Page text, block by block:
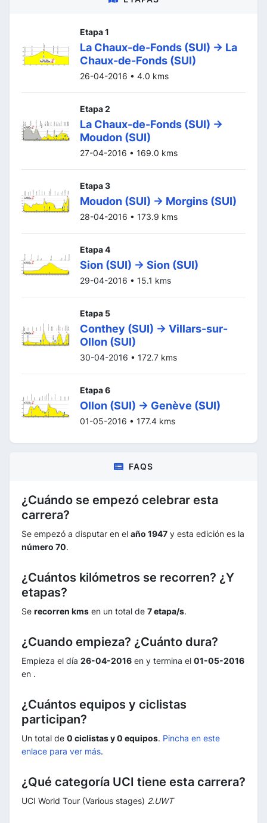
Etapa 1
La Chaux-de-Fonds (SUI) -> La
Chaux-de-Fonds (SUI)
26-04-2016 • 4.0 kms
Etapa 2
La Chaux-de-Fonds (SUI) ->
Moudon (SUI)
27-04-2016 • 169.0 kms
Etapa 3
Moudon (SUI) -> Morgins (SUI)
28-04-2016 • 173.9 kms
Etapa 4
Sion (SUI) -> Sion (SUI)
29-04-2016 • 15.1 kms
Etapa 5
Conthey (SUI) -> Villars-sur-
Ollon (SUI)
30-04-2016 • 172.7 kms
Etapa 6
Ollon (SUI) -> Genève (SUI)
01-05-2016 • 177.4 kms
FAQS
¿Cuándo se empezó celebrar esta
carrera?
Se empezó a disputar en el año 1947 y esta edición es la
número 70.
¿Cuántos kilómetros se recorren? ¿Y
etapas?
Se recorren kms en un total de 7 etapa/s.
¿Cuando empieza? ¿Cuánto dura?
Empieza el día 26-04-2016 en y termina el 01-05-2016
en .
¿Cuántos equipos y ciclistas
participan?
Un total de 0 ciclistas y 0 equipos. Pincha en este
enlace para ver más.
¿Qué categoría UCI tiene esta carrera?
UCI World Tour (Various stages) 2.UWT